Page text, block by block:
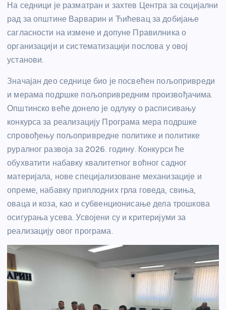
На седници је разматран и захтев Центра за социјални
рад за општине Варварин и Ћићевац за добијање
сагласности на измене и допуне Правилника о
организацији и систематизацији послова у овој
установи.
Значајан део седнице био је посвећен пољопривреди
и мерама подршке пољопривредним произвођачима.
Општинско веће донело је одлуку о расписивању
конкурса за реализацију Програма мера подршке
спровођењу пољопривредне политике и политике
руралног развоја за 2026. годину. Конкурси ће
обухватити набавку квалитетног воћног садног
материјала, нове специјализоване механизације и
опреме, набавку приплодних грла говеда, свиња,
оваца и коза, као и субвенционисање дела трошкова
осигурања усева. Усвојени су и критеријуми за
реализацију овог програма.